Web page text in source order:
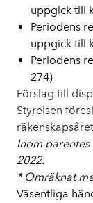
uppgick till
Periodens
uppgick till
Periodens
274)
Förslag till
Styrelsen
Inom
2022.
* Omräknat
Väsentliga